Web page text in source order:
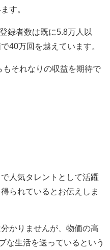
す。
録者数は既に5.8万人以
40万回を越えています。
もそれなりの収益を期待で
人気タレントとして活躍
られているとお伝えしま
かりませんが、物価の高
な生活を送っているという